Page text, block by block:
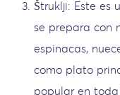
Štruklji: Este
se prepara con
espinacas,
como plato
popular en toda